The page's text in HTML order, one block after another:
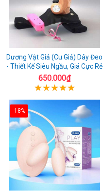
Dương Vật Giả (Cu Giả) Dây Đeo
- Thiết Kế Siêu Ngầu, Giá Cực Rẻ
650.000₫
-18%